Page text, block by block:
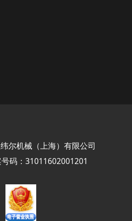
尔机械（上海）有限公司
码：31011602001201